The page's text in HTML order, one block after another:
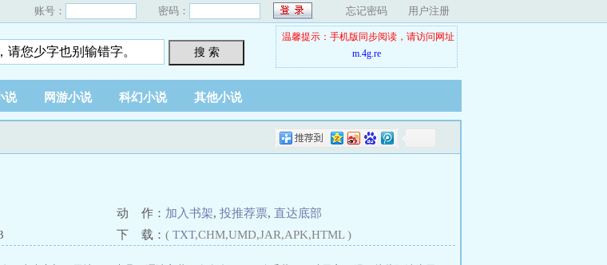
账号： 密码： 忘记密码 用户注册
搜 索
温馨提示：手机版同步阅读，请访问网址
m.4g.re
说 网游小说 科幻小说 其他小说
动 作： 加入书架, 投推荐票, 直达底部
下 载： ( TXT,CHM,UMD,JAR,APK,HTML )